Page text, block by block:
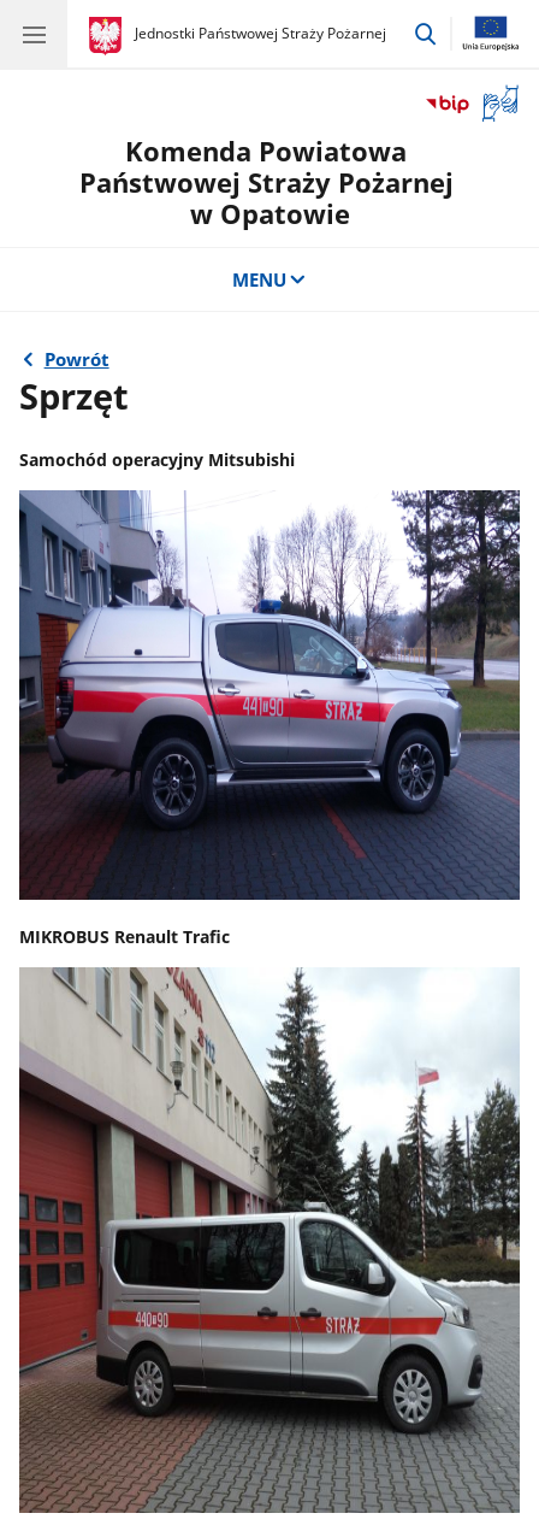
gov.pl
Jednostki Państwowej Straży Pożarnej
gov.pl
Jednostki
przejdź
okno
Komenda Powiatowa
Państwowej Straży Pożarnej
w Opatowie
MENU
Powrót
Sprzęt
Samochód operacyjny Mitsubishi
MIKROBUS Renault Trafic